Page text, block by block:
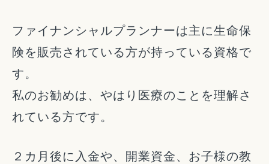
ファイナンシャルプランナーは主に生命保
険を販売されている方が持っている資格で
す。
私のお勧めは、やはり医療のことを理解さ
れている方です。
２カ月後に入金や、開業資金、お子様の教